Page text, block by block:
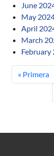
June
May
April
March
February
First page
« Primera